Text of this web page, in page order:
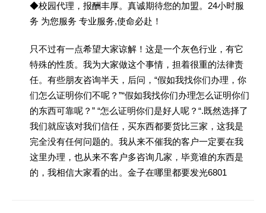
◆校园代理，报酬丰厚。真诚期待您的加盟。24小时服
务 为您服务 专业服务,使命必赴！
只不过有一点希望大家谅解！这是一个灰色行业，有它
特殊的性质。我为大家做这个事情，担着很重的法律责
任。有些朋友咨询半天，后问，“假如我找你们办理，你
们怎么证明你们不呢？”“假如我找你们办理怎么证明你们
的东西可靠呢？” “怎么证明你们是好人呢？“.既然选择了
我们就应该对我们信任，买东西都要货比三家，这我是
完全没有任何问题的。我从来不催我的客户一定要在我
这里办理，也从来不客户多咨询几家，毕竟谁的东西是
的，我相信大家看的出。金子在哪里都要发光6801